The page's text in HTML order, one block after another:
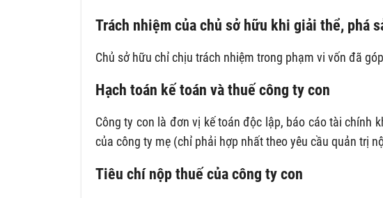
Trách nhiệm của chủ sở hữu khi giải thể, phá
Chủ sở hữu chỉ chịu trách nhiệm trong phạm vi vốn đã
Hạch toán kế toán và thuế công ty con
Công ty con là đơn vị kế toán độc lập, báo cáo tài chính
của công ty mẹ (chỉ phải hợp nhất theo yêu cầu quản trị
Tiêu chí nộp thuế của công ty con